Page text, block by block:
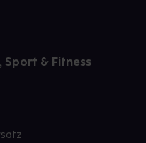
Sport & Fitness